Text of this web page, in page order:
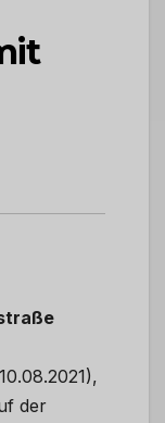
der